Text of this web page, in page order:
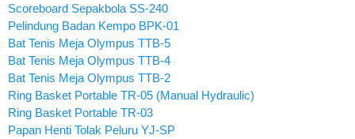
Scoreboard Sepakbola SS-240
Pelindung Badan Kempo BPK-01
Bat Tenis Meja Olympus TTB-5
Bat Tenis Meja Olympus TTB-4
Bat Tenis Meja Olympus TTB-2
Ring Basket Portable TR-05 (Manual Hydraulic)
Ring Basket Portable TR-03
Papan Henti Tolak Peluru YJ-SP